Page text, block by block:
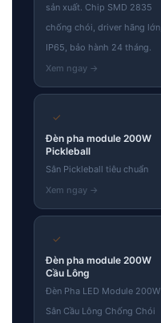
sản xuất. Chip SMD 2835
chống chói, driver hãng lớn,
IP65, bảo hành 24 tháng.
✓
Đèn pha module 200W
Pickleball
Sân Pickleball tiêu chuẩn
✓
Đèn pha module 200W
Cầu Lông
Đèn Pha LED Module 200W
Sân Cầu Lông Chống Chói